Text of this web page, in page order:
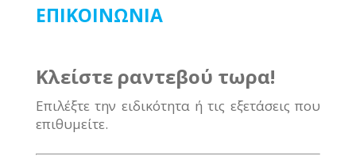
ΕΠΙΚΟΙΝΩΝΙΑ
Κλείστε ραντεβού τωρα!
Επιλέξτε την ειδικότητα ή τις εξετάσεις που
επιθυμείτε.